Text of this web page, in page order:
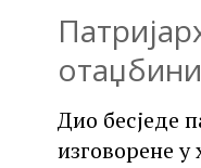
Дио бесједе
изговорене